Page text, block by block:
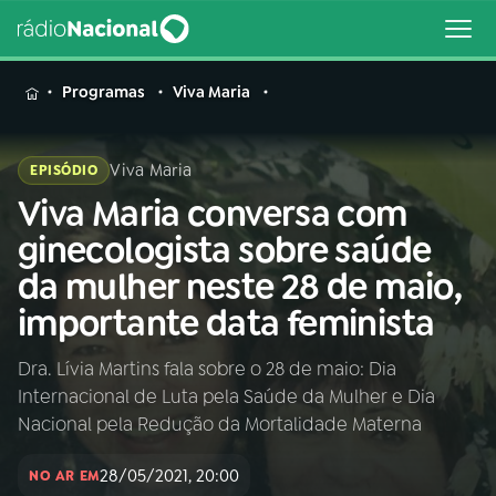
MENU
Buscar
na
Rádio
Nacional
Buscar
AO VIVO
01INÍCIO
02A RÁDIO
Programas Viva Maria
EPISÓDIO Viva Maria
Viva Maria conversa com
ginecologista sobre saúde
da mulher neste 28 de maio,
importante data feminista
Dra. Lívia Martins fala sobre o 28 de maio: Dia
Internacional de Luta pela Saúde da Mulher e Dia
Nacional pela Redução da Mortalidade Materna
NO AR EM28/05/2021, 20:00